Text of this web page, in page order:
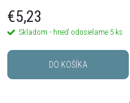
€5,23
Skladom - hneď odosielame 5 ks
DO KOŠÍKA